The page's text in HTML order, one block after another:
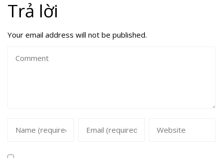
Trả lời
Your email address will not be published.